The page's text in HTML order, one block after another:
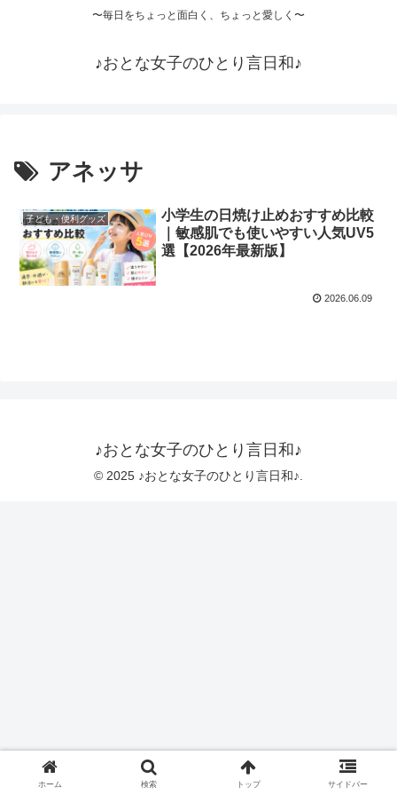
〜毎日をちょっと面白く、ちょっと愛しく〜
♪おとな女子のひとり言日和♪
アネッサ
子ども・便利グッズ
小学生の日焼け止めおすすめ比較
｜敏感肌でも使いやすい人気UV5
選【2026年最新版】
2026.06.09
♪おとな女子のひとり言日和♪
© 2025 ♪おとな女子のひとり言日和♪.
ホーム 検索 トップ サイドバー